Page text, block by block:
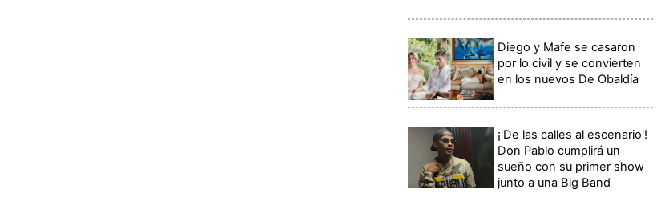
Diego y Mafe se casaron
por lo civil y se convierten
en los nuevos De Obaldía
¡'De las calles al escenario'!
Don Pablo cumplirá un
sueño con su primer show
junto a una Big Band